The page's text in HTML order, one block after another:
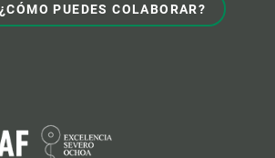
¿CÓMO PUEDES COLABORAR?